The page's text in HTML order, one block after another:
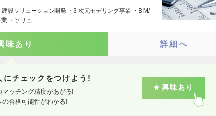
建設ソリューション開発 ・3 次元モデリング事業 ・BIM/
業 ・ソリュ…
味あり 詳細へ
にチェックをつけよう!
マッチング精度があがる!
の合格可能性がわかる!
興味あり